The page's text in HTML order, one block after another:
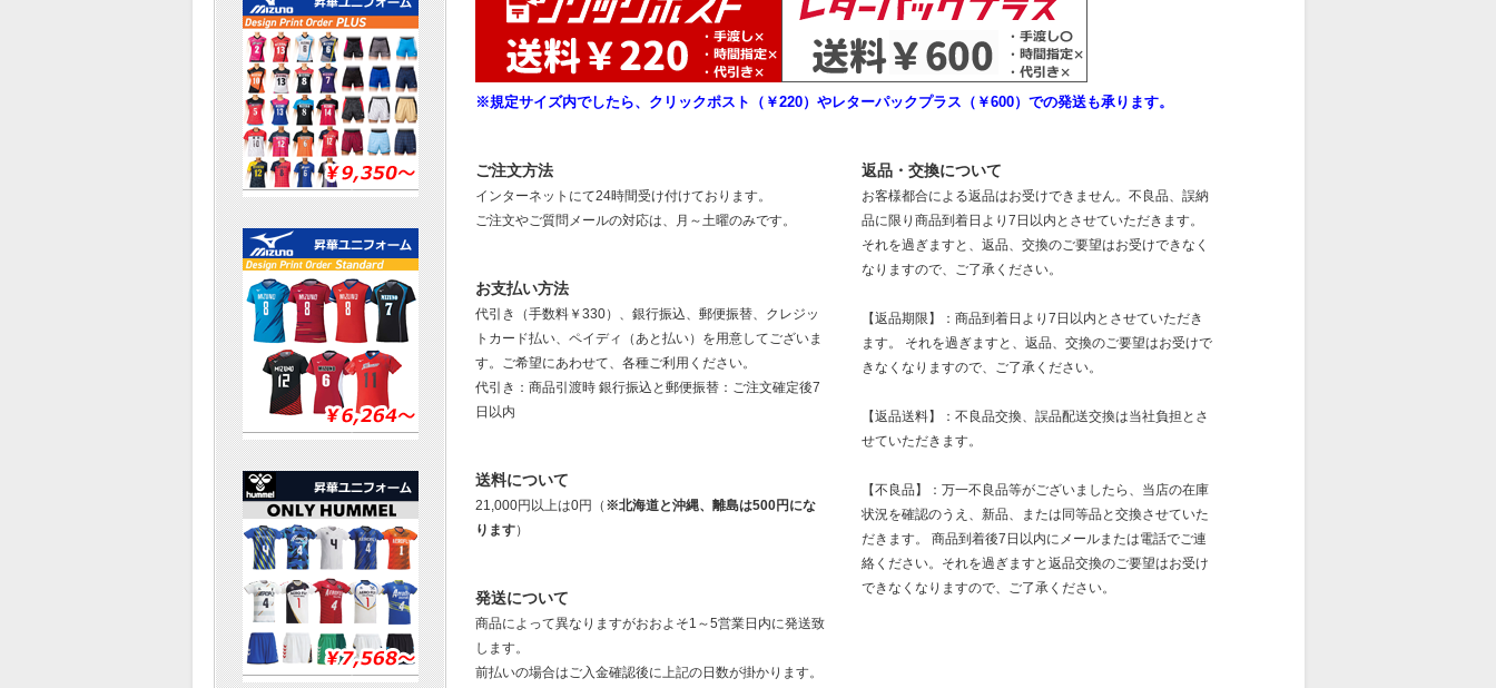
※規定サイズ内でしたら、クリックポスト（￥220）やレターパックプラス（￥600）での発送も承ります。
ご注文方法
インターネットにて24時間受け付けております。
ご注文やご質問メールの対応は、月～土曜のみです。
お支払い方法
代引き（手数料￥330）、銀行振込、郵便振替、クレジッ
トカード払い、ペイディ（あと払い）を用意してございま
す。ご希望にあわせて、各種ご利用ください。
代引き：商品引渡時 銀行振込と郵便振替：ご注文確定後7
日以内
送料について
21,000円以上は0円（ ※北海道と沖縄、離島は500円にな
ります）
発送について
商品によって異なりますがおおよそ1～5営業日内に発送致
します。
前払いの場合はご入金確認後に上記の日数が掛かります。
返品・交換について
お客様都合による返品はお受けできません。不良品、誤納
品に限り商品到着日より7日以内とさせていただきます。
それを過ぎますと、返品、交換のご要望はお受けできなく
なりますので、ご了承ください。
【返品期限】：商品到着日より7日以内とさせていただき
ます。 それを過ぎますと、返品、交換のご要望はお受けで
きなくなりますので、ご了承ください。
【返品送料】：不良品交換、誤品配送交換は当社負担とさ
せていただきます。
【不良品】：万一不良品等がございましたら、当店の在庫
状況を確認のうえ、新品、または同等品と交換させていた
だきます。 商品到着後7日以内にメールまたは電話でご連
絡ください。それを過ぎますと返品交換のご要望はお受け
できなくなりますので、ご了承ください。